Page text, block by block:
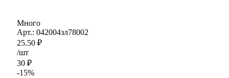
Много
Арт.: 042004зл78002
25.50 ₽
/шт
30 ₽
-15%